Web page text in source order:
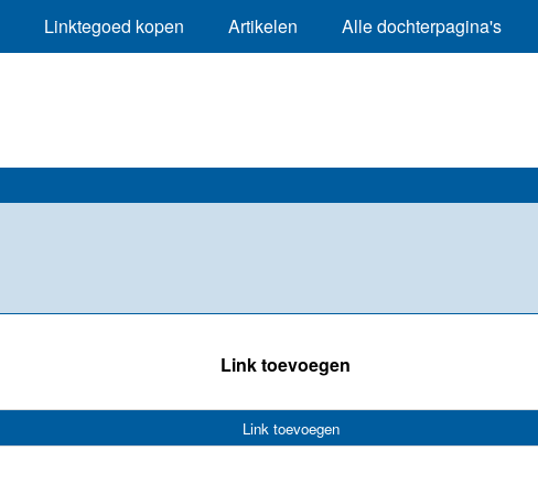
Linktegoed kopen Artikelen Alle dochterpagina's
Link toevoegen
Link toevoegen